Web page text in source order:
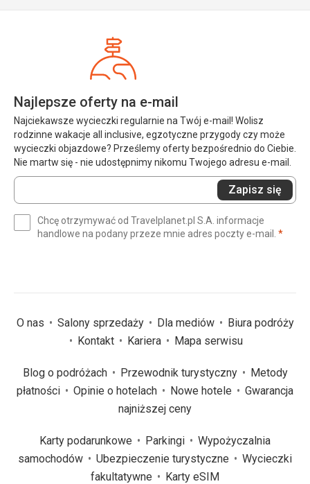
Najlepsze oferty na e-mail
Najciekawsze wycieczki regularnie na Twój e-mail! Wolisz
rodzinne wakacje all inclusive, egzotyczne przygody czy może
wycieczki objazdowe? Prześlemy oferty bezpośrednio do Ciebie.
Nie martw się - nie udostępnimy nikomu Twojego adresu e-mail.
Wprowadź
swój
(wymagane)
Zapisz się
Chcę otrzymywać od Travelplanet.pl S.A. informacje
handlowe na podany przeze mnie adres poczty e-mail. *
O nas Salony sprzedaży Dla mediów
Biura podróży
Kontakt
Kariera Mapa serwisu
Blog o podróżach Przewodnik turystyczny
Metody
płatności
Opinie o hotelach Nowe hotele
Gwarancja
najniższej ceny
Karty podarunkowe Parkingi
Wypożyczalnia
samochodów
Ubezpieczenie turystyczne
Wycieczki
fakultatywne
Karty eSIM